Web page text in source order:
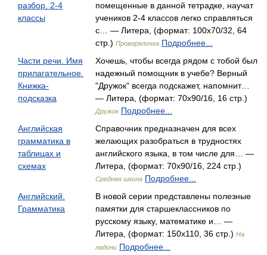
разбор. 2-4
классы
помещенные в данной тетрадке, научат
учеников 2-4 классов легко справляться
с… — Литера, (формат: 100x70/32, 64
стр.) Проверялочка Подробнее...
Части речи. Имя
прилагательное.
Книжка-
подсказка
Хочешь, чтобы всегда рядом с тобой был
надежный помощник в учебе? Верный
"Дружок" всегда подскажет, напомнит…
— Литера, (формат: 70x90/16, 16 стр.)
Дружок Подробнее...
Английская
грамматика в
таблицах и
схемах
Справочник предназначен для всех
желающих разобраться в трудностях
английского языка, в том числе для… —
Литера, (формат: 70x90/16, 224 стр.)
Средняя школа Подробнее...
Английский.
Грамматика
В новой серии представлены полезные
памятки для старшеклассников по
русскому языку, математике и… —
Литера, (формат: 150x110, 36 стр.) На
ладони Подробнее...